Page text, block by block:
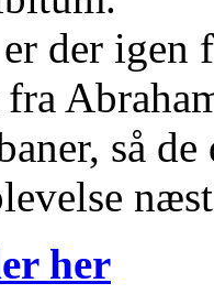
der
så
her